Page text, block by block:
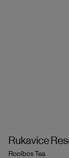
Rukavice
Rooibos Tea